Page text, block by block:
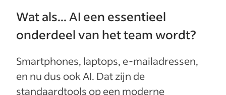
Wat als... AI een essentieel
onderdeel van het team wordt?
Smartphones, laptops, e-mailadressen,
en nu dus ook AI. Dat zijn de
standaardtools op een moderne